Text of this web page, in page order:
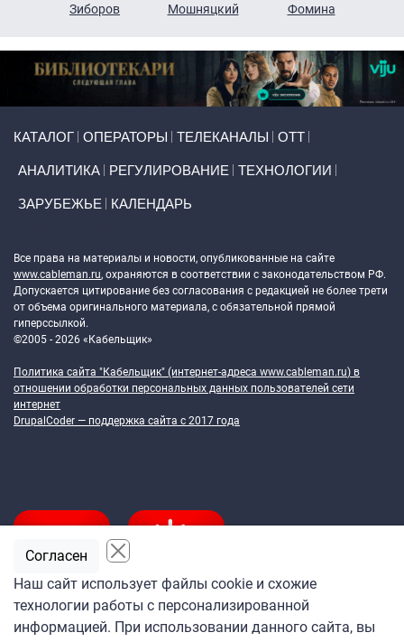
Зиборов
Мошняцкий
Фомина
КАТАЛОГ ОПЕРАТОРЫ ТЕЛЕКАНАЛЫ ОТТ
АНАЛИТИКА РЕГУЛИРОВАНИЕ ТЕХНОЛОГИИ
ЗАРУБЕЖЬЕ КАЛЕНДАРЬ
Все права на материалы и новости, опубликованные на сайте
www.cableman.ru, охраняются в соответствии с законодательством РФ.
Допускается цитирование без согласования с редакцией не более трети
от объема оригинального материала, с обязательной прямой
гиперссылкой.
©2005 - 2026 «Кабельщик»
Политика сайта "Кабельщик" (интернет-адреса www.cableman.ru) в
отношении обработки персональных данных пользователей сети
интернет
DrupalCoder — поддержка сайта c 2017 года
Подпишитесь
Наш сайт использует файлы cookie и схожие
технологии работы с персонализированной
информацией. При использовании данного сайта, вы
Согласен